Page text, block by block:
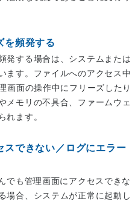
を頻発する
発する場合は、システムまたは
ます。ファイルへのアクセス中
画面の操作中にフリーズしたり
メモリの不具合、ファームウェ
れます。
スできない／ログにエラー
でも管理画面にアクセスできな
場合、システムが正常に起動し